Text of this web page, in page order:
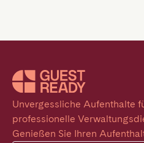
Unvergessliche Aufenthalte
professionelle
Genießen Sie Ihren